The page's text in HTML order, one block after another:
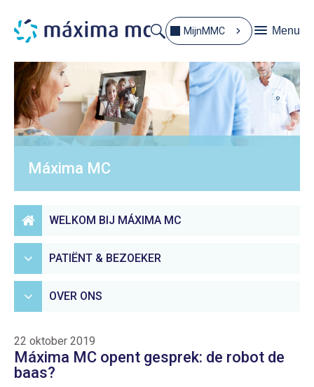
MijnMMC Menu
Máxima MC
WELKOM BIJ MÁXIMA MC
PATIËNT & BEZOEKER
OVER ONS
22 oktober 2019
Máxima MC opent gesprek: de robot de
baas?